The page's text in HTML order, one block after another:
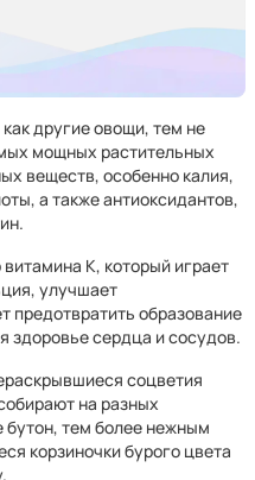
другие овощи, тем не
мощных растительных
веществ, особенно калия,
а также антиоксидантов,
К, который играет
улучшает
предотвратить образование
здоровье сердца и сосудов.
соцветия
на разных
тем более нежным
корзиночки бурого цвета